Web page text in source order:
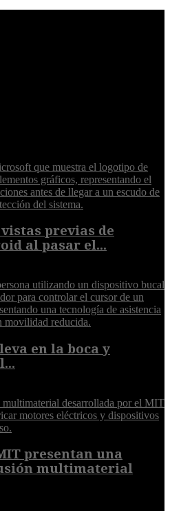
previas de
al pasar el...
en la boca y
presentan una
multimaterial